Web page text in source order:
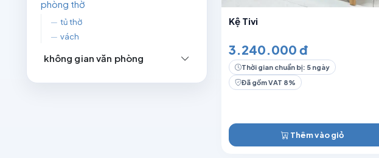
phòng thờ
— tủ thờ
— vách
không gian văn phòng
Kệ Tivi
3.240.000 đ
Thời gian chuẩn bị: 5 ngày
Đã gồm VAT 8%
Thêm vào giỏ